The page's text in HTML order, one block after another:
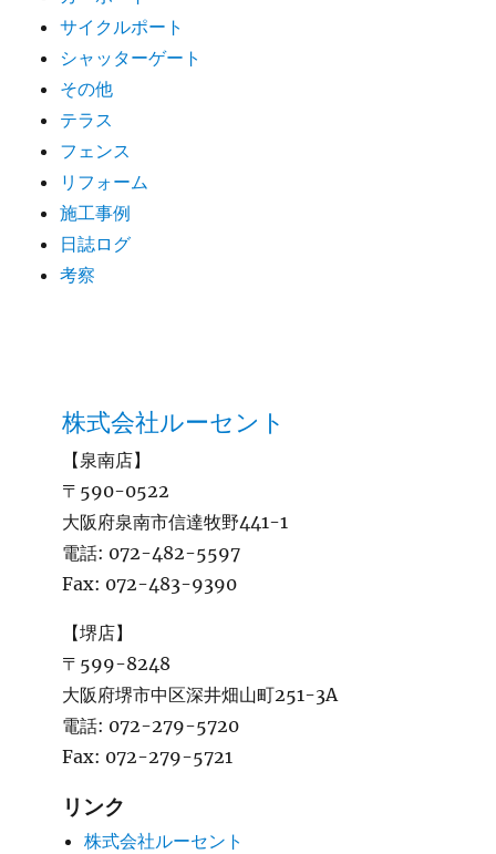
サイクルポート
シャッターゲート
その他
テラス
フェンス
リフォーム
施工事例
日誌ログ
考察
株式会社ルーセント
【泉南店】
〒590-0522
大阪府泉南市信達牧野441-1
電話: 072-482-5597
Fax: 072-483-9390
【堺店】
〒599-8248
大阪府堺市中区深井畑山町251-3A
電話: 072-279-5720
Fax: 072-279-5721
リンク
株式会社ルーセント